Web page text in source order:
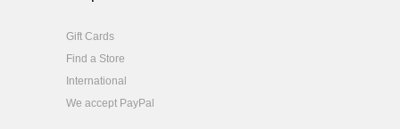
Gift Cards
Find a Store
International
We accept PayPal